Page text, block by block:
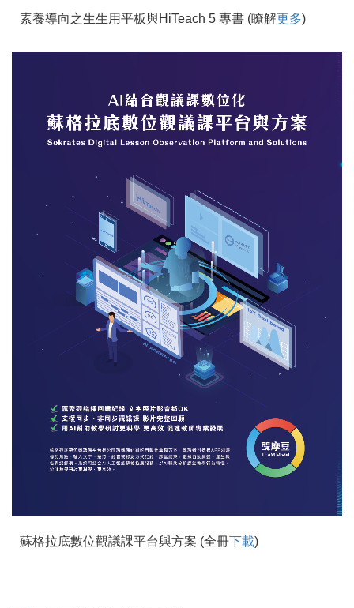
素養導向之生生用平板與HiTeach 5 專書 (瞭解更多)
蘇格拉底數位觀議課平台與方案 (全冊下載)